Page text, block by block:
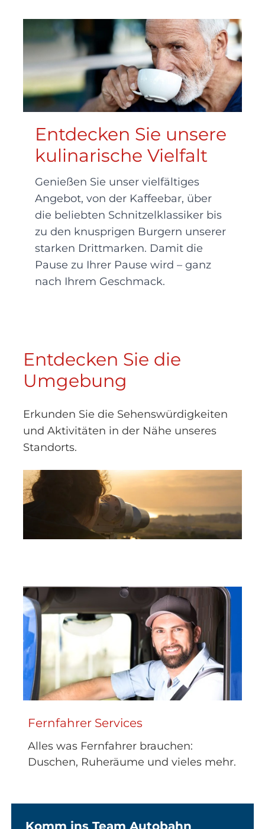
Entdecken Sie unsere
kulinarische Vielfalt
Genießen Sie unser vielfältiges
Angebot, von der Kaffeebar, über
die beliebten Schnitzelklassiker bis
zu den knusprigen Burgern unserer
starken Drittmarken. Damit die
Pause zu Ihrer Pause wird – ganz
nach Ihrem Geschmack.
Entdecken Sie die
Umgebung
Erkunden Sie die Sehenswürdigkeiten
und Aktivitäten in der Nähe unseres
Standorts.
Fernfahrer Services
Alles was Fernfahrer brauchen:
Duschen, Ruheräume und vieles mehr.
Komm ins Team Autobahn